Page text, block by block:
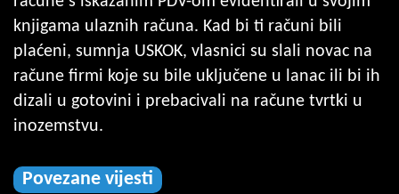
knjigama ulaznih računa. Kad bi ti računi bili
plaćeni, sumnja USKOK, vlasnici su slali novac na
račune firmi koje su bile uključene u lanac ili bi ih
dizali u gotovini i prebacivali na račune tvrtki u
inozemstvu.
Povezane vijesti